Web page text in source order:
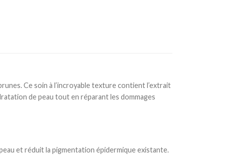
Ce soin à l’incroyable texture contient l’extrait
de peau tout en réparant les dommages
et réduit la pigmentation épidermique existante.